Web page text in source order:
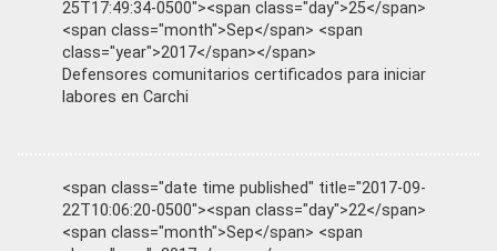
25T17:49:34-0500"><span class="day">25</span>
<span class="month">Sep</span> <span
class="year">2017</span></span>
Defensores comunitarios certificados para iniciar
labores en Carchi
<span class="date time published" title="2017-09-
22T10:06:20-0500"><span class="day">22</span>
<span class="month">Sep</span> <span